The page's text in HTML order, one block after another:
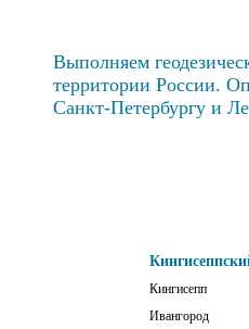
Выполняем
территории России.
Санкт-Петербургу и
Кингисепп
Ивангород